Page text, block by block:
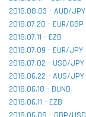
2018.08.03 - AUD/JPY
2018.07.20 - EUR/GBP
2018.07.11 - EZB
2018.07.09 - EUR/JPY
2018.07.02 - USD/JPY
2018.06.22 - AUS/JPY
2018.06.18 - BUND
2018.06.11 - EZB